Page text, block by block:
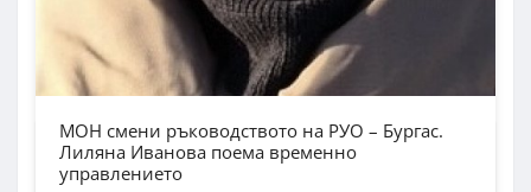
МОН смени ръководството на РУО – Бургас.
Лиляна Иванова поема временно
управлението